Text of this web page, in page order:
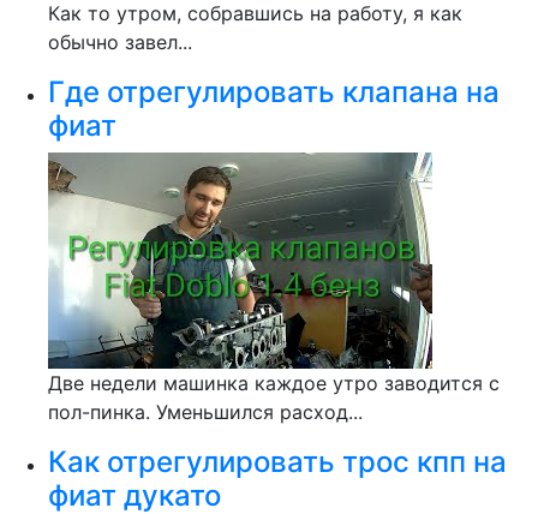
Как то утром, собравшись на работу, я как
обычно завел...
Где отрегулировать клапана на
фиат
Две недели машинка каждое утро заводится с
пол-пинка. Уменьшился расход...
Как отрегулировать трос кпп на
фиат дукато